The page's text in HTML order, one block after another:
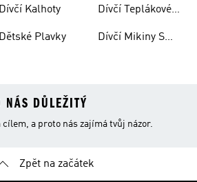
Dívčí Kalhoty
Dětské Plavky
Dívčí Teplákové
Dívčí Mikiny S
NÁS DŮLEŽITÝ
cílem, a proto nás zajímá tvůj názor.
Zpět na začátek